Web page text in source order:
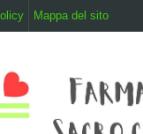
Mappa del sito